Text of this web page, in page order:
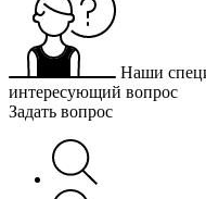
Наши
интересующий вопрос
Задать вопрос